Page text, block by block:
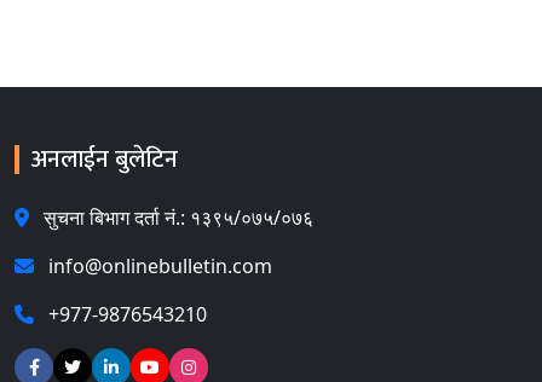
अनलाईन बुलेटिन
सुचना बिभाग दर्ता नं.: १३९५/०७५/०७६
info@onlinebulletin.com
+977-9876543210